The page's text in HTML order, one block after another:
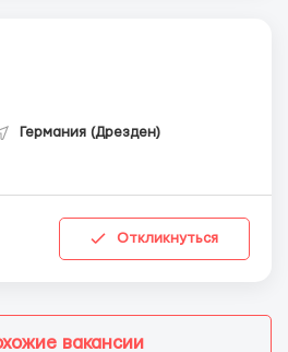
Германия (Дрезден)
Откликнуться
вакансии